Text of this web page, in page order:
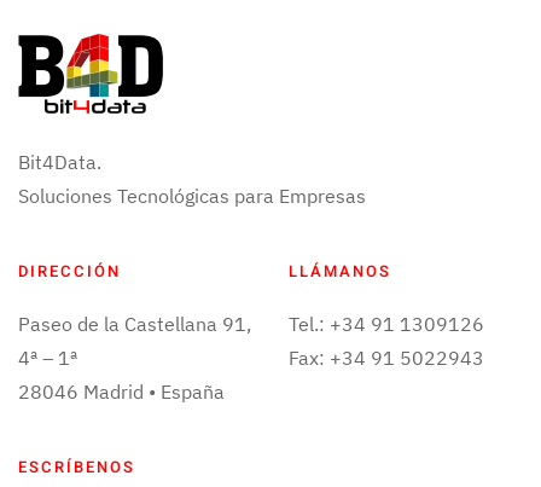
Bit4Data.
Soluciones Tecnológicas para Empresas
DIRECCIÓN
Paseo de la Castellana 91,
4ª – 1ª
28046 Madrid • España
LLÁMANOS
Tel.: +34 91 1309126
Fax: +34 91 5022943
ESCRÍBENOS